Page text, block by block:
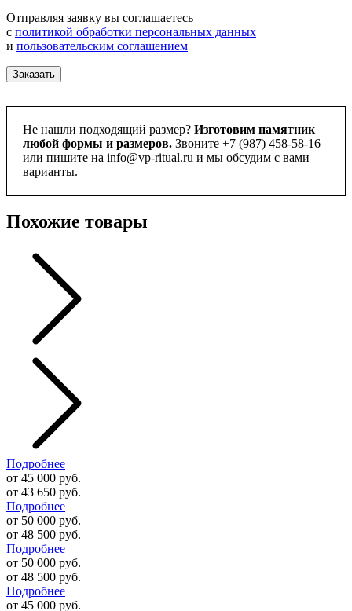
Отправляя заявку вы соглашаетесь
с политикой обработки персональных данных
и пользовательским соглашением
Заказать
Не нашли подходящий размер? Изготовим памятник
любой формы и размеров. Звоните +7 (987) 458-58-16
или пишите на info@vp-ritual.ru и мы обсудим с вами
варианты.
Похожие товары
Подробнее
от 45 000 руб.
от 43 650 руб.
Подробнее
от 50 000 руб.
от 48 500 руб.
Подробнее
от 50 000 руб.
от 48 500 руб.
Подробнее
от 45 000 руб.